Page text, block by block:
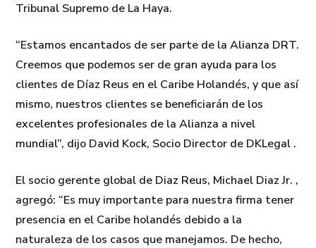
Tribunal Supremo de La Haya.
“Estamos encantados de ser parte de la Alianza DRT.
Creemos que podemos ser de gran ayuda para los
clientes de Díaz Reus en el Caribe Holandés, y que así
mismo, nuestros clientes se beneficiarán de los
excelentes profesionales de la Alianza a nivel
mundial”, dijo David Kock, Socio Director de DKLegal .
El socio gerente global de Diaz Reus, Michael Diaz Jr. ,
agregó: “Es muy importante para nuestra firma tener
presencia en el Caribe holandés debido a la
naturaleza de los casos que manejamos. De hecho,